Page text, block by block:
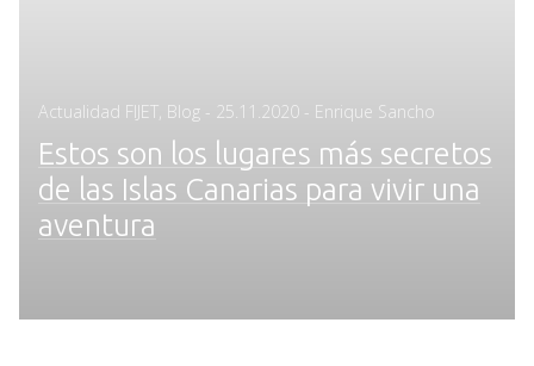
Actualidad FIJET Blog - Posted
on
25.11.2020 - Enrique Sancho
Estos son los lugares más secretos
de las Islas Canarias para vivir una
aventura